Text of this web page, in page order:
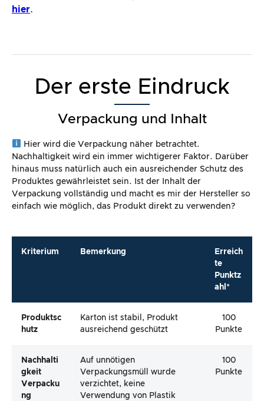
hier.
Der erste Eindruck
Verpackung und Inhalt
Hier wird die Verpackung näher betrachtet.
Nachhaltigkeit wird ein immer wichtigerer Faktor. Darüber
hinaus muss natürlich auch ein ausreichender Schutz des
Produktes gewährleistet sein. Ist der Inhalt der
Verpackung vollständig und macht es mir der Hersteller so
einfach wie möglich, das Produkt direkt zu verwenden?
Kriterium Bemerkung
Erreich
te
Punktz
ahl*
Produktsc
Hutz
Karton ist stabil, Produkt
ausreichend geschützt
100
Punkte
Nachhalti
Gkeit
Verpacku
Ng
Auf unnötigen
Verpackungsmüll wurde
verzichtet, keine
Verwendung von Plastik
100
Punkte